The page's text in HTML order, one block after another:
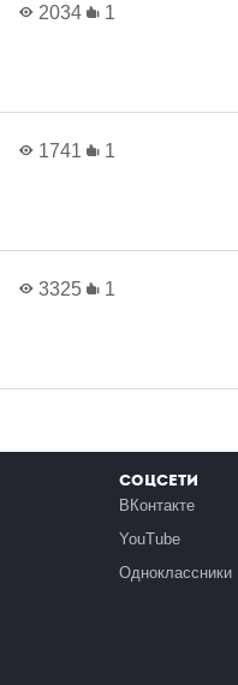
2034 1
1741 1
3325 1
Соцсети
ВКонтакте
YouTube
Одноклассники